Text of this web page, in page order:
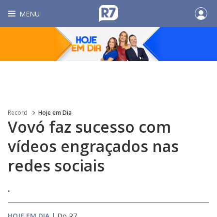
MENU
Record Hoje em Dia
Vovó faz sucesso com
vídeos engraçados nas
redes sociais
.